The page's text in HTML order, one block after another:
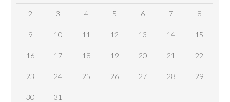
2 3 4 5 6 7 8
9 10 11 12 13 14 15
16 17 18 19 20 21 22
23 24 25 26 27 28 29
30 31